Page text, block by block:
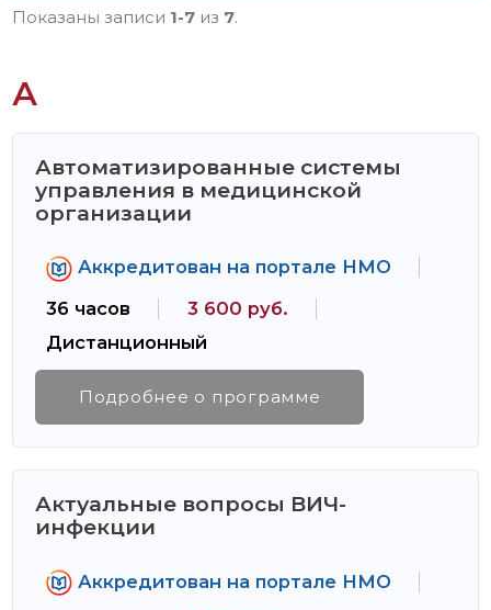
Показаны записи 1-7 из 7.
А
Автоматизированные системы
управления в медицинской
организации
Аккредитован на портале НМО
36 часов
3 600 руб.
Дистанционный
Подробнее о программе
Актуальные вопросы ВИЧ-
инфекции
Аккредитован на портале НМО